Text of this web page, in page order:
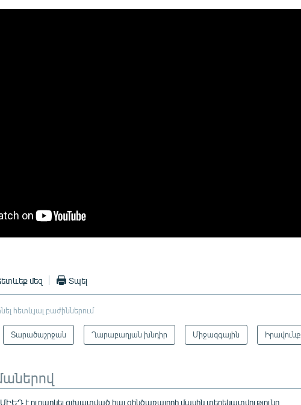
մեզ Տպել
հետևյալ բաժիններում
Տարածաշրջան Ղարաբաղյան խնդիր Միջազգային Իրավունք
է ուղարկել գլխատված հայ զինծառայողի մասին տեղեկատվությունը